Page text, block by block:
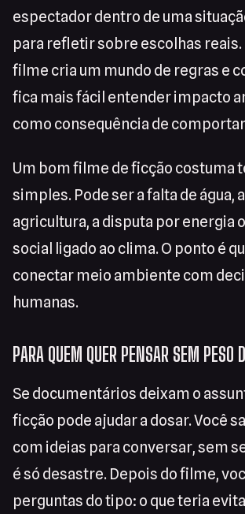
espectador dentro de uma
para refletir sobre escolhas reais.
filme cria um mundo de regras e
fica mais fácil entender impacto
como consequência de
Um bom filme de ficção costuma
simples. Pode ser a falta de água,
agricultura, a disputa por energia
social ligado ao clima. O ponto é
conectar meio ambiente com
humanas.
PARA QUEM QUER PENSAR SEM PESO
Se documentários deixam o
ficção pode ajudar a dosar. Você
com ideias para conversar, sem
é só desastre. Depois do filme,
perguntas do tipo: o que teria